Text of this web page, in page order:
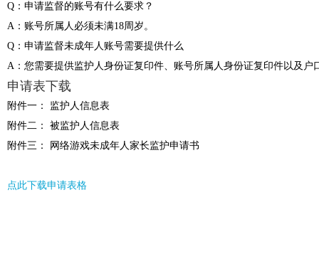
Q：申请监督的账号有什么要求？
A：账号所属人必须未满18周岁。
Q：申请监督未成年人账号需要提供什么
A：您需要提供监护人身份证复印件、账号所属人身份证复印件以及户
申请表下载
附件一： 监护人信息表
附件二： 被监护人信息表
附件三： 网络游戏未成年人家长监护申请书
点此下载申请表格